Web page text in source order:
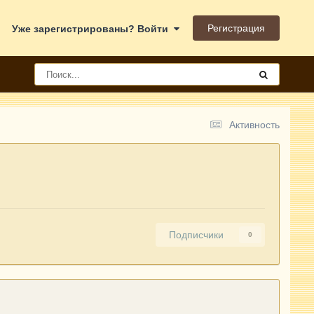
Уже зарегистрированы? Войти Регистрация
Активность
Подписчики 0